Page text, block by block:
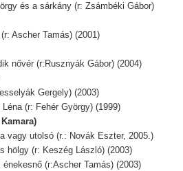
és a sárkány (r: Zsámbéki Gábor)
Ascher Tamás) (2001)
nővér (r:Rusznyák Gábor) (2004)
Gergely) (2003)
(r: Fehér György) (1999)
vagy utolsó (r.: Novák Eszter, 2005.)
hölgy (r: Keszég László) (2003)
(r:Ascher Tamás) (2003)